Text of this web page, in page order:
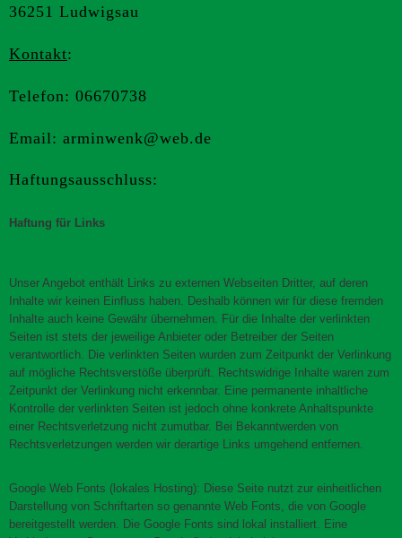
36251 Ludwigsau
Kontakt:
Telefon: 06670738
Email: arminwenk@web.de
Haftungsausschluss:
Haftung für Links
Unser Angebot enthält Links zu externen Webseiten Dritter, auf deren
Inhalte wir keinen Einfluss haben. Deshalb können wir für diese fremden
Inhalte auch keine Gewähr übernehmen. Für die Inhalte der verlinkten
Seiten ist stets der jeweilige Anbieter oder Betreiber der Seiten
verantwortlich. Die verlinkten Seiten wurden zum Zeitpunkt der Verlinkung
auf mögliche Rechtsverstöße überprüft. Rechtswidrige Inhalte waren zum
Zeitpunkt der Verlinkung nicht erkennbar. Eine permanente inhaltliche
Kontrolle der verlinkten Seiten ist jedoch ohne konkrete Anhaltspunkte
einer Rechtsverletzung nicht zumutbar. Bei Bekanntwerden von
Rechtsverletzungen werden wir derartige Links umgehend entfernen.
Google Web Fonts (lokales Hosting): Diese Seite nutzt zur einheitlichen
Darstellung von Schriftarten so genannte Web Fonts, die von Google
bereitgestellt werden. Die Google Fonts sind lokal installiert. Eine